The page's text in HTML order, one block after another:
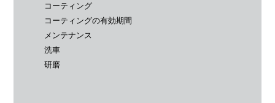
コーティング
コーティングの有効期間
メンテナンス
洗車
研磨